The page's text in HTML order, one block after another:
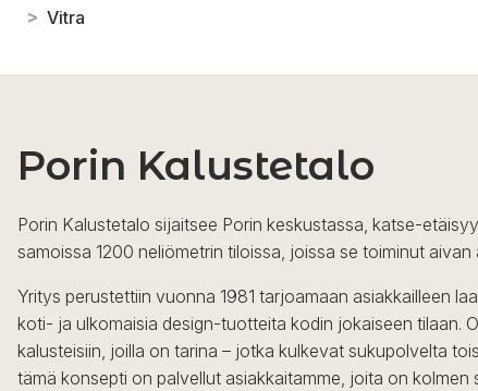
> Vitra
Porin Kalustetalo
Porin Kalustetalo sijaitsee Porin keskustassa, katse-
samoissa 1200 neliömetrin tiloissa, joissa se toiminut aivan
Yritys perustettiin vuonna 1981 tarjoamaan asiakkailleen
koti- ja ulkomaisia design-tuotteita kodin jokaiseen tilaan.
kalusteisiin, joilla on tarina – jotka kulkevat sukupolvelta
tämä konsepti on palvellut asiakkaitamme, joita on